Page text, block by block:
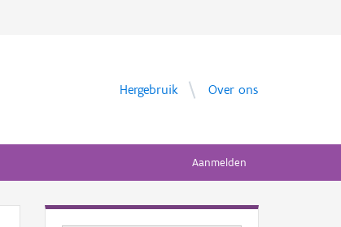
Hergebruik Over ons
Aanmelden